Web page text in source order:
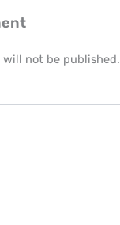
will not be published.